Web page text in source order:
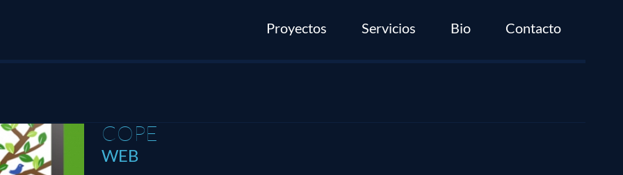
Proyectos Servicios Bio Contacto
COPE
WEB